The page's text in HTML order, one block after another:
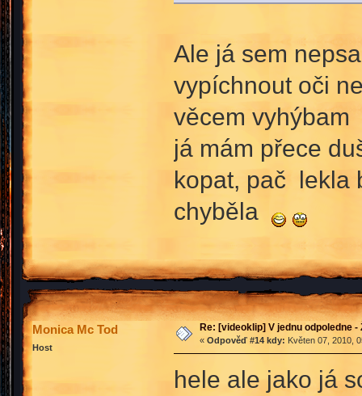
Ale já sem
vypíchnout oči
věcem vyhýbam
já mám přece
kopat, pač lekla
chyběla
Monica Mc Tod
Host
Re: [videoklip] V jednu odpoledne
« Odpověď #14 kdy: Květen 07, 2010,
hele ale jako já